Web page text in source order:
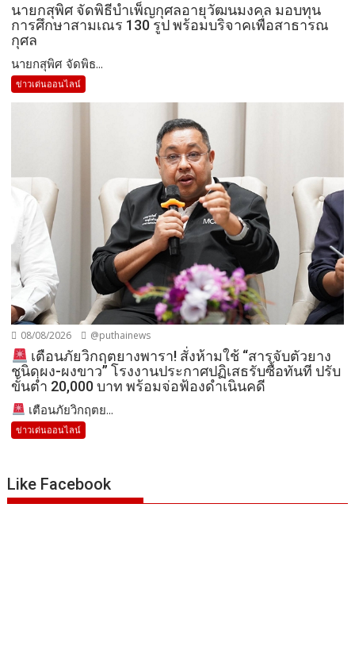
นายกสุพิศ จัดพิธีบำเพ็ญกุศลอายุวัฒนมงคล มอบทุน
การศึกษาสามเณร 130 รูป พร้อมบริจาคเพื่อสาธารณ
กุศล
นายกสุพิศ จัดพิธ...
ข่าวเด่นออนไลน์
08/08/2026 @puthainews
เตือนภัยวิกฤตยางพารา! สั่งห้ามใช้ “สารจับตัวยาง
ชนิดผง-ผงขาว” โรงงานประกาศปฏิเสธรับซื้อทันที ปรับ
ขั้นต่ำ 20,000 บาท พร้อมจ่อฟ้องดำเนินคดี
เตือนภัยวิกฤตย...
ข่าวเด่นออนไลน์
Like Facebook